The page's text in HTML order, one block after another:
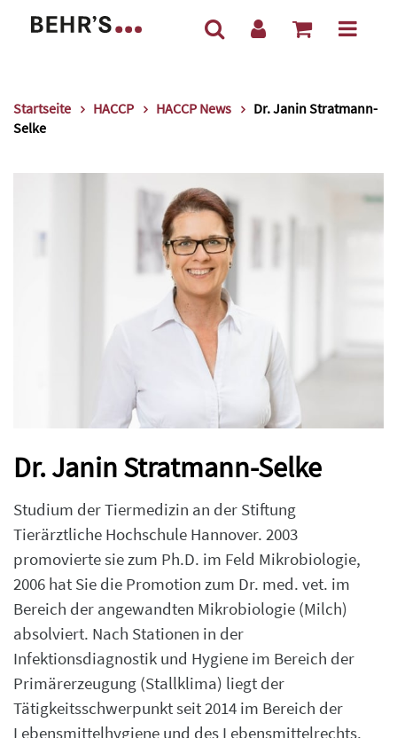
Startseite HACCP HACCP News
Dr. Janin Stratmann-
Selke
Dr. Janin Stratmann-Selke
Studium der Tiermedizin an der Stiftung
Tierärztliche Hochschule Hannover. 2003
promovierte sie zum Ph.D. im Feld Mikrobiologie,
2006 hat Sie die Promotion zum Dr. med. vet. im
Bereich der angewandten Mikrobiologie (Milch)
absolviert. Nach Stationen in der
Infektionsdiagnostik und Hygiene im Bereich der
Primärerzeugung (Stallklima) liegt der
Tätigkeitsschwerpunkt seit 2014 im Bereich der
Lebensmittelhygiene und des Lebensmittelrechts.